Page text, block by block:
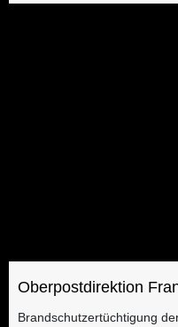
Oberpostdirektion
Brandschutzertüchtigung